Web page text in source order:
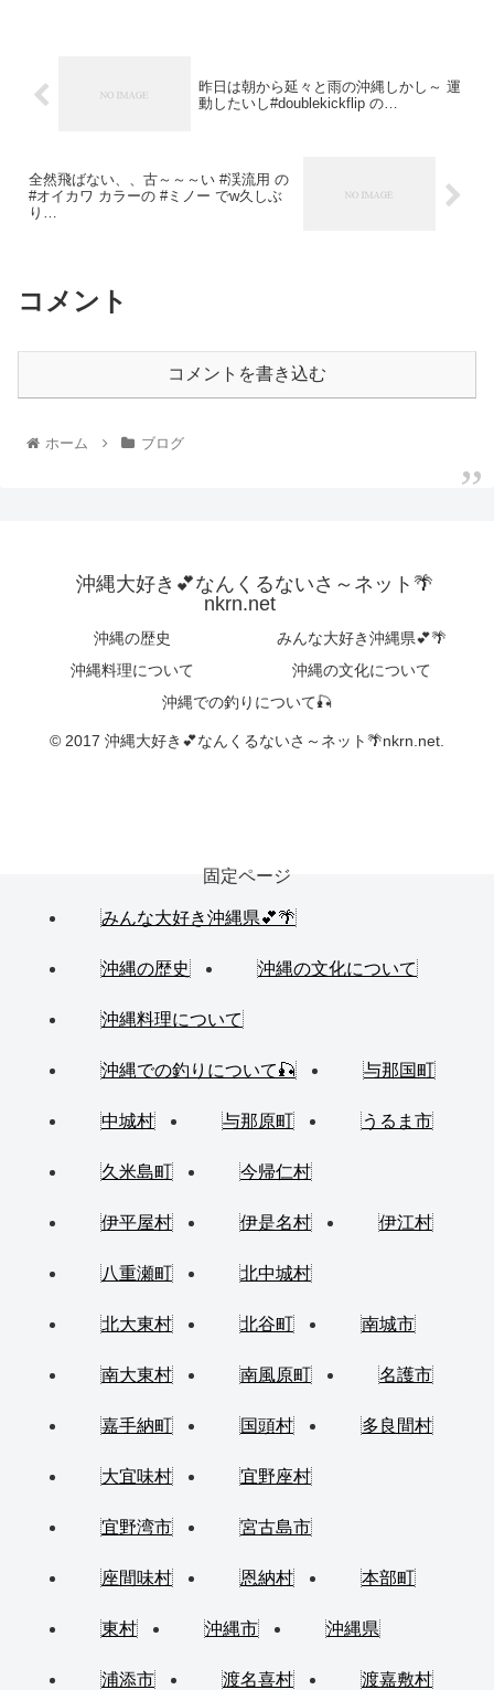
昨日は朝から延々と雨の沖縄しかし～ 運
動したいし#doublekickflip の…
全然飛ばない、、古～～～い #渓流用 の
#オイカワ カラーの #ミノー でw久しぶ
り…
コメント
コメントを書き込む
ホーム ブログ
沖縄大好き💕なんくるないさ～ネット🌴
nkrn.net
沖縄の歴史
みんな大好き沖縄県💕🌴
沖縄料理について
沖縄の文化について
沖縄での釣りについて🎣
© 2017 沖縄大好き💕なんくるないさ～ネット🌴nkrn.net.
固定ページ
みんな大好き沖縄県💕🌴
沖縄の歴史 沖縄の文化について
沖縄料理について
沖縄での釣りについて🎣 与那国町
中城村 与那原町 うるま市
久米島町 今帰仁村
伊平屋村 伊是名村 伊江村
八重瀬町 北中城村
北大東村 北谷町 南城市
南大東村 南風原町 名護市
嘉手納町 国頭村 多良間村
大宜味村 宜野座村
宜野湾市 宮古島市
座間味村 恩納村 本部町
東村 沖縄市 沖縄県
浦添市 渡名喜村 渡嘉敷村